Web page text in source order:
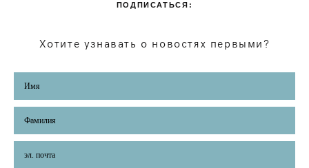
ПОДПИСАТЬСЯ:
Хотите узнавать о новостях первыми?